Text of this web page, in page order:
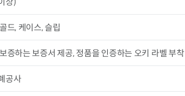
드, 케이스, 슬립
증하는 보증서 제공, 정품을 인증하는 오키 라벨 부착
공사